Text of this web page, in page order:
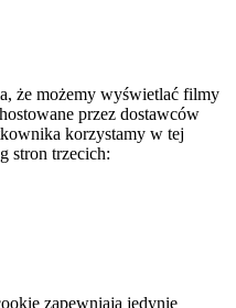
że możemy wyświetlać filmy
przez dostawców
korzystamy w tej
stron trzecich:
zapewniają jedynie